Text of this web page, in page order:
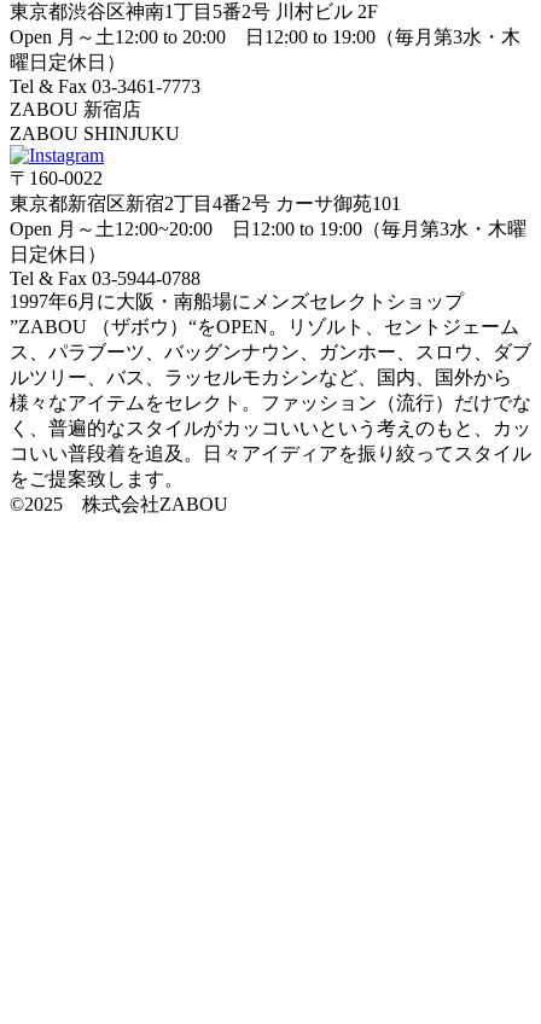
東京都渋谷区神南1丁目5番2号 川村ビル 2F
Open 月～土12:00 to 20:00 日12:00 to 19:00（毎月第3水・木
曜日定休日）
Tel & Fax 03-3461-7773
ZABOU 新宿店
ZABOU SHINJUKU
〒160-0022
東京都新宿区新宿2丁目4番2号 カーサ御苑101
Open 月～土12:00~20:00 日12:00 to 19:00（毎月第3水・木曜
日定休日）
Tel & Fax 03-5944-0788
1997年6月に大阪・南船場にメンズセレクトショップ
”ZABOU （ザボウ）“をOPEN。リゾルト、セントジェーム
ス、パラブーツ、バッグンナウン、ガンホー、スロウ、ダブ
ルツリー、バス、ラッセルモカシンなど、国内、国外から
様々なアイテムをセレクト。ファッション（流行）だけでな
く、普遍的なスタイルがカッコいいという考えのもと、カッ
コいい普段着を追及。日々アイディアを振り絞ってスタイル
をご提案致します。
©2025 株式会社ZABOU